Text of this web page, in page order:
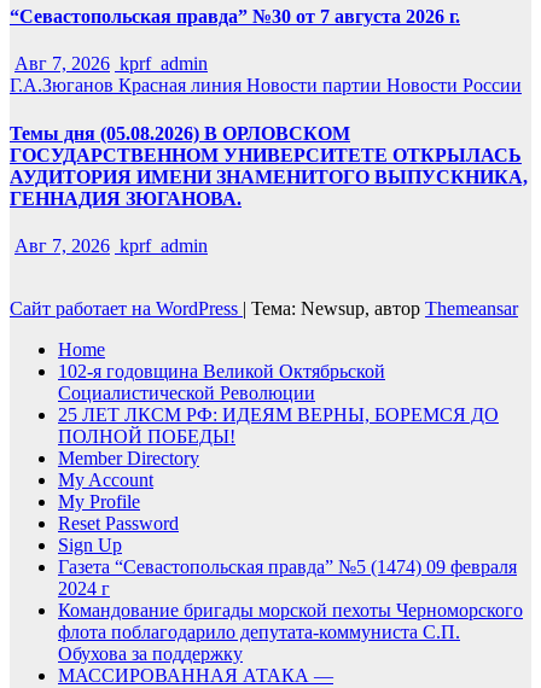
“Севастопольская правда” №30 от 7 августа 2026 г.
Авг 7, 2026 kprf_admin
Г.А.Зюганов Красная линия Новости партии Новости России
Темы дня (05.08.2026) В ОРЛОВСКОМ
ГОСУДАРСТВЕННОМ УНИВЕРСИТЕТЕ ОТКРЫЛАСЬ
АУДИТОРИЯ ИМЕНИ ЗНАМЕНИТОГО ВЫПУСКНИКА,
ГЕННАДИЯ ЗЮГАНОВА.
Авг 7, 2026 kprf_admin
Сайт работает на WordPress | Тема: Newsup, автор Themeansar
Home
102-я годовщина Великой Октябрьской
Социалистической Революции
25 ЛЕТ ЛКСМ РФ: ИДЕЯМ ВЕРНЫ, БОРЕМСЯ ДО
ПОЛНОЙ ПОБЕДЫ!
Member Directory
My Account
My Profile
Reset Password
Sign Up
Газета “Севастопольская правда” №5 (1474) 09 февраля
2024 г
Командование бригады морской пехоты Черноморского
флота поблагодарило депутата-коммуниста С.П.
Обухова за поддержку
МАССИРОВАННАЯ АТАКА —